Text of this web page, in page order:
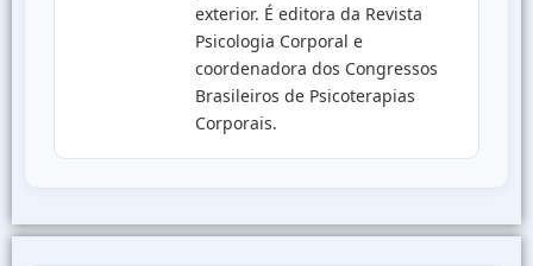
exterior. É editora da Revista
Psicologia Corporal e
coordenadora dos Congressos
Brasileiros de Psicoterapias
Corporais.